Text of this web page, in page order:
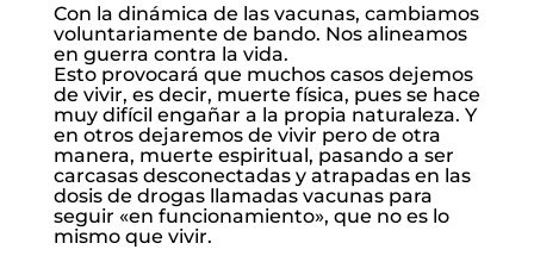
Con la dinámica de las vacunas, cambiamos
voluntariamente de bando. Nos alineamos
en guerra contra la vida.
Esto provocará que muchos casos dejemos
de vivir, es decir, muerte física, pues se hace
muy difícil engañar a la propia naturaleza. Y
en otros dejaremos de vivir pero de otra
manera, muerte espiritual, pasando a ser
carcasas desconectadas y atrapadas en las
dosis de drogas llamadas vacunas para
seguir «en funcionamiento», que no es lo
mismo que vivir.